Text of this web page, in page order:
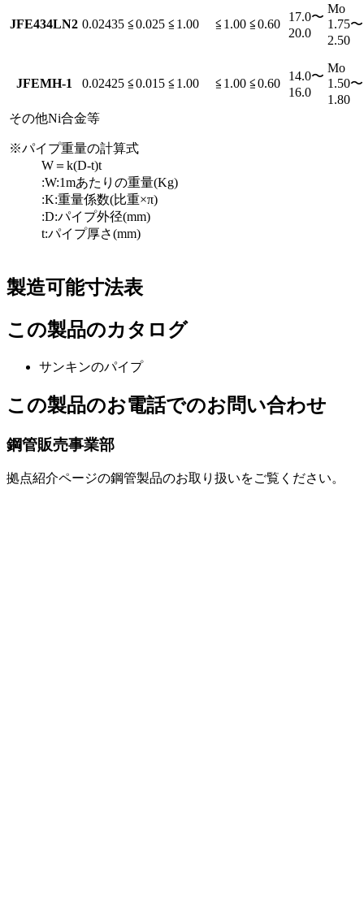
JFE434LN2 0.02435 ≦0.025 ≦1.00 ≦1.00 ≦0.60
17.0〜
20.0
Mo
1.75〜
2.50
JFEMH-1 0.02425 ≦0.015 ≦1.00 ≦1.00 ≦0.60
14.0〜
16.0
Mo
1.50〜
1.80
その他Ni合金等
※パイプ重量の計算式
W＝k(D-t)t
:W:1mあたりの重量(Kg)
:K:重量係数(比重×π)
:D:パイプ外径(mm)
t:パイプ厚さ(mm)
製造可能寸法表
この製品のカタログ
サンキンのパイプ
この製品のお電話でのお問い合わせ
鋼管販売事業部
拠点紹介ページの鋼管製品のお取り扱いをご覧ください。